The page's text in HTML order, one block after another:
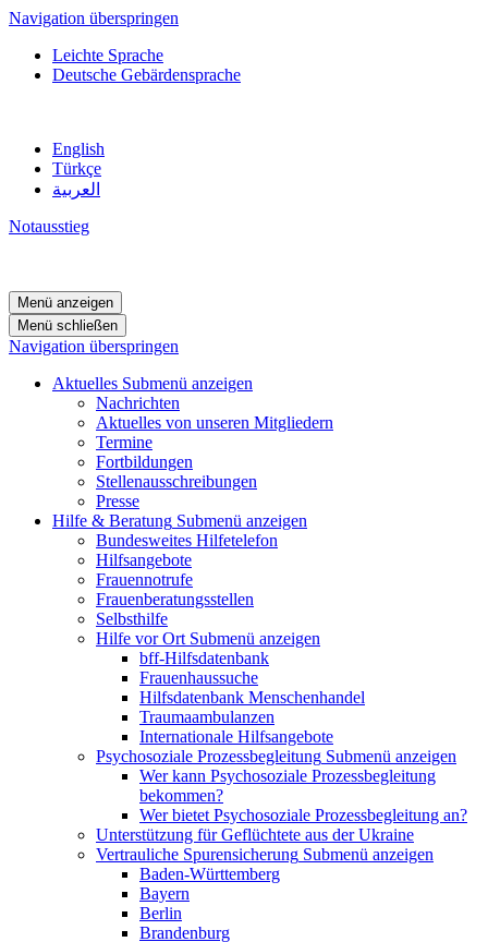
Navigation überspringen
Leichte Sprache
Deutsche Gebärdensprache
English
Türkçe
العربية
Notausstieg
Menü anzeigen
Menü schließen
Navigation überspringen
Aktuelles Submenü anzeigen
Nachrichten
Aktuelles von unseren Mitgliedern
Termine
Fortbildungen
Stellenausschreibungen
Presse
Hilfe & Beratung Submenü anzeigen
Bundesweites Hilfetelefon
Hilfsangebote
Frauennotrufe
Frauenberatungsstellen
Selbsthilfe
Hilfe vor Ort Submenü anzeigen
bff-Hilfsdatenbank
Frauenhaussuche
Hilfsdatenbank Menschenhandel
Traumaambulanzen
Internationale Hilfsangebote
Psychosoziale Prozessbegleitung Submenü anzeigen
Wer kann Psychosoziale Prozessbegleitung
bekommen?
Wer bietet Psychosoziale Prozessbegleitung an?
Unterstützung für Geflüchtete aus der Ukraine
Vertrauliche Spurensicherung Submenü anzeigen
Baden-Württemberg
Bayern
Berlin
Brandenburg